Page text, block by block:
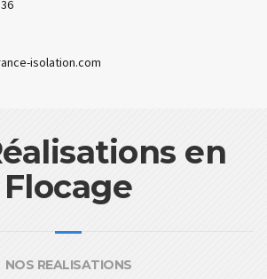
isolation.com
en
Flocage
NOS REALISATIONS